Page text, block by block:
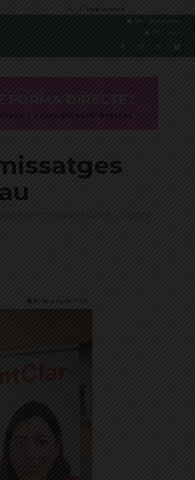
El meu compte
29
Sant Gervasi
29
Sarrià
com “L'urbanisme tàctic és un nyap” o
17 de juny de 2021